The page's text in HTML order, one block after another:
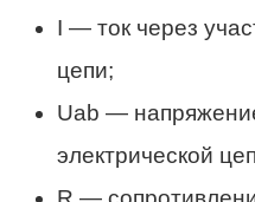
I — ток через
цепи;
Uab —
электрической